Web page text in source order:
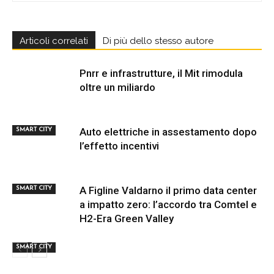
Articoli correlati Di più dello stesso autore
SMART CITY
Pnrr e infrastrutture, il Mit rimodula
oltre un miliardo
SMART CITY
Auto elettriche in assestamento dopo
l’effetto incentivi
SMART CITY
A Figline Valdarno il primo data center
a impatto zero: l’accordo tra Comtel e
H2-Era Green Valley